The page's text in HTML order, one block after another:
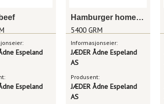
Espeland
Espeland
Hamburger homestyle 200g
5400 GRM
Informasjonseier:
JÆDER Ådne Espeland
AS
Produsent:
JÆDER Ådne Espeland
AS